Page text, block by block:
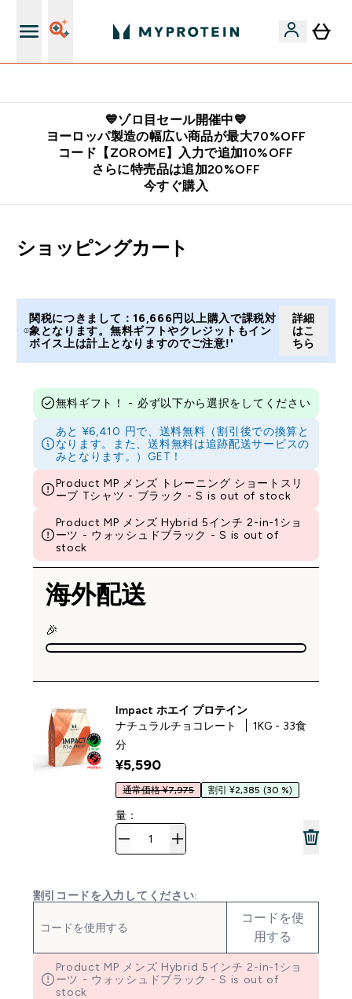
💙ゾロ目セール開催中💙
ヨーロッパ製造の幅広い商品が最大70%OFF
コード【ZOROME】入力で追加10%OFF
さらに特売品は追加20%OFF
今すぐ購入
ショッピングカート
関税につきまして：16,666円以上購入で課税対
象となります。無料ギフトやクレジットもイン
ボイス上は計上となりますのでご注意!'
詳細
はこ
ちら
無料ギフト！ - 必ず以下から選択をしてください
あと ¥6,410 円で、送料無料（割引後での換算と
なります。また、送料無料は追跡配送サービスの
みとなります。）GET！
Product MP メンズ トレーニング ショートスリ
ーブ Tシャツ - ブラック - S is out of stock
Product MP メンズ Hybrid 5インチ 2-in-1ショ
ーツ - ウォッシュドブラック - S is out of
stock
海外配送
🎉
Impact ホエイ プロテイン
ナチュラルチョコレート
1KG - 33食
分
¥5,590‎
通常価格 ¥7,975 割引 ¥2,385 (30 %)
量：
割引コードを入力してください:
コードを使
用する
Product MP メンズ Hybrid 5インチ 2-in-1ショ
ーツ - ウォッシュドブラック - S is out of
stock